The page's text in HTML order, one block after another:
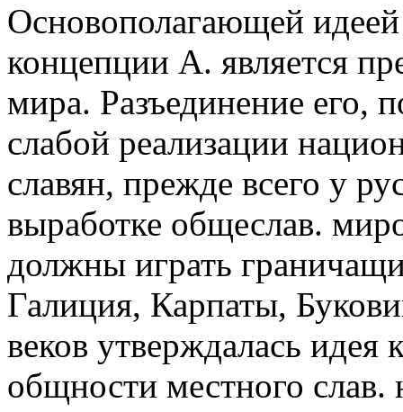
Основополагающей
концепции А. является
мира. Разъединение его,
слабой реализации
славян, прежде всего у
выработке общеслав.
должны играть
Галиция, Карпаты,
веков утверждалась идея
общности местного слав.